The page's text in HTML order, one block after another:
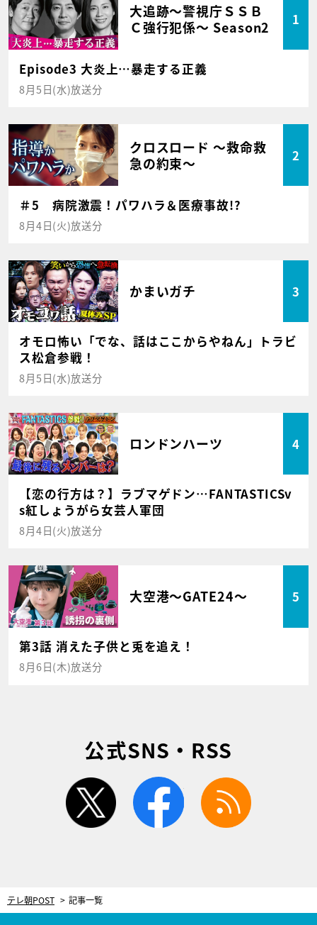
大追跡～警視庁ＳＳＢ
Ｃ強行犯係～ Season2
1
Episode3 大炎上…暴走する正義
8月5日(水)放送分
クロスロード ～救命救
急の約束～
2
＃5 病院激震！パワハラ＆医療事故!?
8月4日(火)放送分
かまいガチ 3
オモロ怖い「でな、話はここからやねん」トラビ
ス松倉参戦！
8月5日(水)放送分
ロンドンハーツ 4
【恋の行方は？】ラブマゲドン…FANTASTICSv
s紅しょうがら女芸人軍団
8月4日(火)放送分
大空港～GATE24～ 5
第3話 消えた子供と兎を追え！
8月6日(木)放送分
公式SNS・RSS
twitter facebook
テレ朝POST 記事一覧